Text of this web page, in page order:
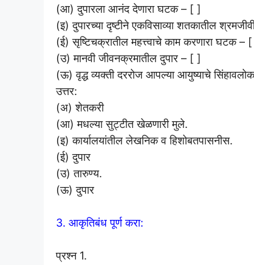
(आ) दुपारला आनंद देणारा घटक – [ ]
(इ) दुपारच्या दृष्टीने एकविसाव्या शतकातील
(ई) सृष्टिचक्रातील महत्त्वाचे काम करणारा घटक –
(उ) मानवी जीवनक्रमातील दुपार – [ ]
(ऊ) वृद्ध व्यक्ती दररोज आपल्या आयुष्याचे
उत्तर:
(अ) शेतकरी
(आ) मधल्या सुट्टीत खेळणारी मुले.
(इ) कार्यालयांतील लेखनिक व हिशोबतपासनीस.
(ई) दुपार
(उ) तारुण्य.
(ऊ) दुपार
3. आकृतिबंध पूर्ण करा:
प्रश्न 1.